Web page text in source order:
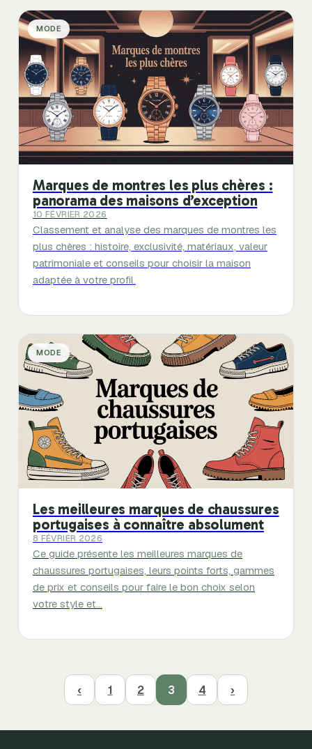
MODE
Marques de montres les plus chères :
panorama des maisons d’exception
10 FÉVRIER 2026
Classement et analyse des marques de montres les
plus chères : histoire, exclusivité, matériaux, valeur
patrimoniale et conseils pour choisir la maison
adaptée à votre profil.
MODE
Les meilleures marques de chaussures
portugaises à connaître absolument
8 FÉVRIER 2026
Ce guide présente les meilleures marques de
chaussures portugaises, leurs points forts, gammes
de prix et conseils pour faire le bon choix selon
votre style et…
‹ 1 2 3 4 ›